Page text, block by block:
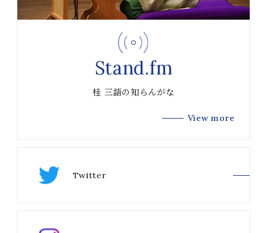
Stand.fm
桂 三語の知らんがな
View more
Twitter